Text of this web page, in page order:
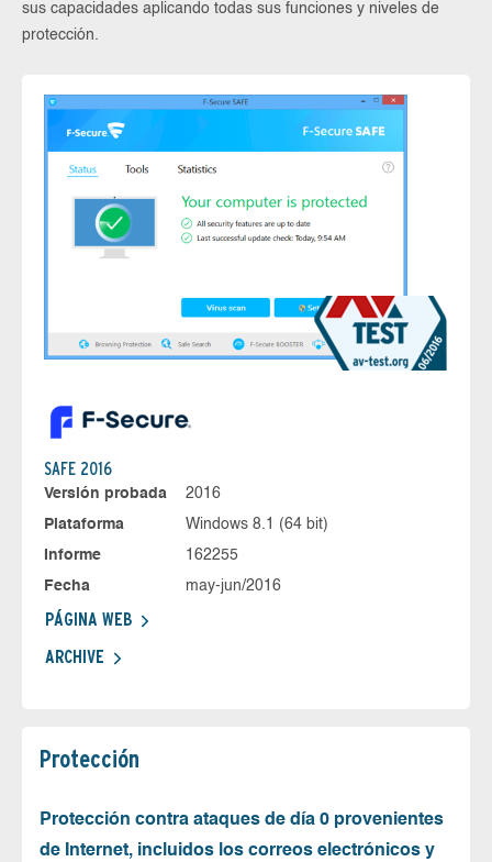
sus capacidades aplicando todas sus funciones y niveles de
protección.
SAFE 2016
Versión probada
2016
Plataforma
Windows 8.1 (64 bit)
Informe
162255
Fecha
may-jun/2016
PÁGINA WEB
ARCHIVE
Protección
Protección contra ataques de día 0 provenientes
de Internet, incluidos los correos electrónicos y